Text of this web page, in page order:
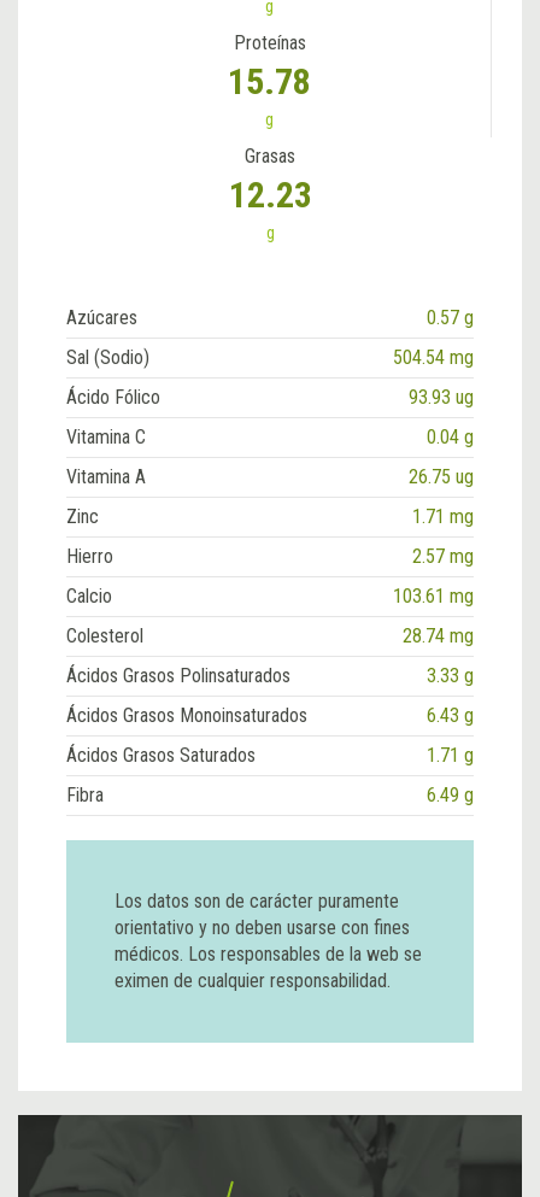
g
Proteínas
15.78
g
Grasas
12.23
g
Azúcares
0.57 g
Sal (Sodio)
504.54 mg
Ácido Fólico
93.93 ug
Vitamina C
0.04 g
Vitamina A
26.75 ug
Zinc
1.71 mg
Hierro
2.57 mg
Calcio
103.61 mg
Colesterol
28.74 mg
Ácidos Grasos Polinsaturados
3.33 g
Ácidos Grasos Monoinsaturados
6.43 g
Ácidos Grasos Saturados
1.71 g
Fibra
6.49 g
Los datos son de carácter puramente
orientativo y no deben usarse con fines
médicos. Los responsables de la web se
eximen de cualquier responsabilidad.